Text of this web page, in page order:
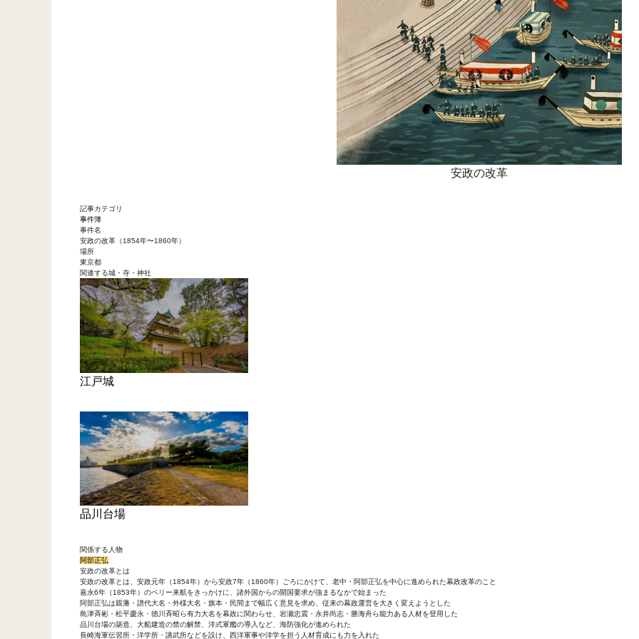
安政の改革
記事カテゴリ
事件簿
事件名
安政の改革（1854年〜1860年）
場所
東京都
関連する城・寺・神社
江戸城
品川台場
関係する人物
阿部正弘
安政の改革とは
安政の改革とは、安政元年（1854年）から安政7年（1860年）ごろにかけて、老中・阿部正弘を中心に進められた幕政改革のこと
嘉永6年（1853年）のペリー来航をきっかけに、諸外国からの開国要求が強まるなかで始まった
阿部正弘は親藩・譜代大名・外様大名・旗本・民間まで幅広く意見を求め、従来の幕政運営を大きく変えようとした
島津斉彬・松平慶永・徳川斉昭ら有力大名を幕政に関わらせ、岩瀬忠震・永井尚志・勝海舟ら能力ある人材を登用した
品川台場の築造、大船建造の禁の解禁、洋式軍艦の導入など、海防強化が進められた
長崎海軍伝習所・洋学所・講武所などを設け、西洋軍事や洋学を担う人材育成にも力を入れた